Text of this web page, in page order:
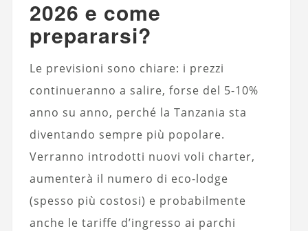
2026 e come
prepararsi?
Le previsioni sono chiare: i prezzi
continueranno a salire, forse del 5-10%
anno su anno, perché la Tanzania sta
diventando sempre più popolare.
Verranno introdotti nuovi voli charter,
aumenterà il numero di eco-lodge
(spesso più costosi) e probabilmente
anche le tariffe d’ingresso ai parchi